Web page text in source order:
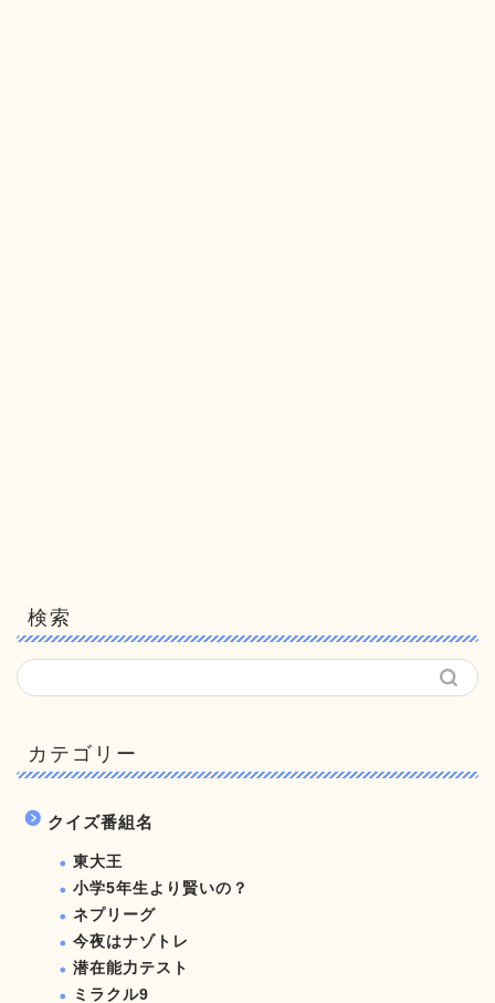
検索
カテゴリー
クイズ番組名
東大王
小学5年生より賢いの？
ネプリーグ
今夜はナゾトレ
潜在能力テスト
ミラクル9